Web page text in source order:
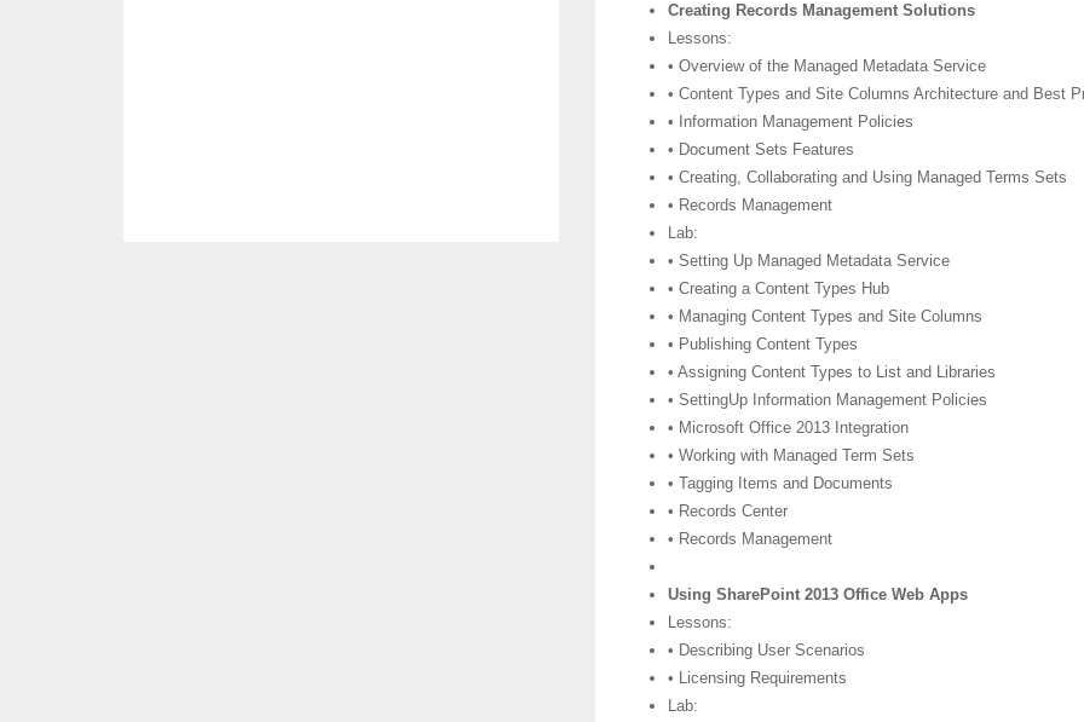
Creating Records Management Solutions
Lessons:
• Overview of the Managed Metadata Service
• Content Types and Site Columns Architecture and Best
• Information Management Policies
• Document Sets Features
• Creating, Collaborating and Using Managed Terms Sets
• Records Management
Lab:
• Setting Up Managed Metadata Service
• Creating a Content Types Hub
• Managing Content Types and Site Columns
• Publishing Content Types
• Assigning Content Types to List and Libraries
• SettingUp Information Management Policies
• Microsoft Office 2013 Integration
• Working with Managed Term Sets
• Tagging Items and Documents
• Records Center
• Records Management
Using SharePoint 2013 Office Web Apps
Lessons:
• Describing User Scenarios
• Licensing Requirements
Lab: